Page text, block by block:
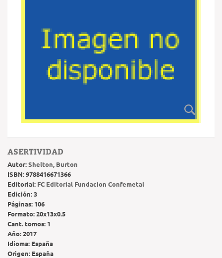
ASERTIVIDAD
Autor:Shelton, Burton
ISBN:9788416671366
Editorial: FC Editorial Fundacion Confemetal
Edición:3
Páginas: 106
Formato:20x13x0.5
Cant. tomos: 1
Año:2017
Idioma: España
Origen: España